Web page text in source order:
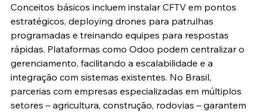
Conceitos básicos incluem instalar CFTV em pontos
estratégicos, deploying drones para patrulhas
programadas e treinando equipes para respostas
rápidas. Plataformas como Odoo podem centralizar o
gerenciamento, facilitando a escalabilidade e a
integração com sistemas existentes. No Brasil,
parcerias com empresas especializadas em múltiplos
setores – agricultura, construção, rodovias – garantem